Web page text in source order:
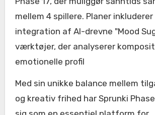
mellem 4 spillere. Planer inkluderer
integration af AI-drevne "Mood
værktøjer, der analyserer
emotionelle profil
Med sin unikke balance mellem
og kreativ frihed har Sprunki